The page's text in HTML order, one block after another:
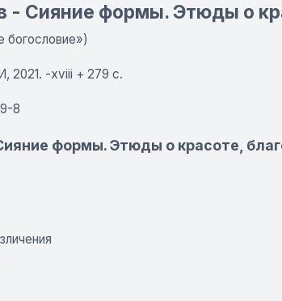
- Сияние формы. Этюды о
богословие»)
2021. -xviii + 279 с.
8
формы. Этюды о красоте,